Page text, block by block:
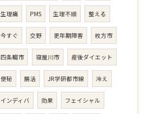
生理痛 PMS 生理不順 整える
今すぐ 交野 更年期障害 枚方市
四条畷市 寝屋川市 産後ダイエット
便秘 腸活 JR学研都市線 冷え
インディバ 効果 フェイシャル